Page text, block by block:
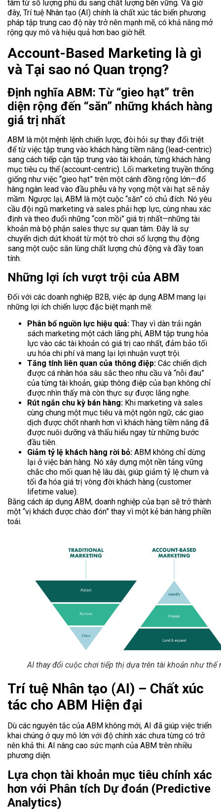
tâm từ số lượng phù du sang chất lượng bền vững. Và giờ
đây, Trí tuệ Nhân tạo (AI) chính là chất xúc tác biến phương
pháp tập trung cao độ này trở nên mạnh mẽ, có khả năng mở
rộng quy mô và hiệu quả hơn bao giờ hết.
Account-Based Marketing là gì
và Tại sao nó Quan trọng?
Định nghĩa ABM: Từ “gieo hạt” trên
diện rộng đến “săn” những khách hàng
giá trị nhất
ABM là một mệnh lệnh chiến lược, đòi hỏi sự thay đổi triệt
để từ việc tập trung vào khách hàng tiềm năng (lead-centric)
sang cách tiếp cận tập trung vào tài khoản, từng khách hàng
mục tiêu cụ thể (account-centric). Lối marketing truyền thống
giống như việc “gieo hạt” trên một cánh đồng rộng lớn—đổ
hàng ngàn lead vào đầu phễu và hy vọng một vài hạt sẽ nảy
mầm. Ngược lại, ABM là một cuộc “săn” có chủ đích. Nó yêu
cầu đội ngũ marketing và sales phải hợp lực, cùng nhau xác
định và theo đuổi những “con mồi” giá trị nhất—những tài
khoản mà bộ phận sales thực sự quan tâm. Đây là sự
chuyển dịch dứt khoát từ một trò chơi số lượng thụ động
sang một cuộc săn lùng chất lượng chủ động và đầy toan
tính.
Những lợi ích vượt trội của ABM
Đối với các doanh nghiệp B2B, việc áp dụng ABM mang lại
những lợi ích chiến lược đặc biệt mạnh mẽ:
Phân bổ nguồn lực hiệu quả: Thay vì dàn trải ngân
sách marketing một cách lãng phí, ABM tập trung hỏa
lực vào các tài khoản có giá trị cao nhất, đảm bảo tối
ưu hóa chi phí và mang lại lợi nhuận vượt trội.
Tăng tính liên quan của thông điệp: Các chiến dịch
được cá nhân hóa sâu sắc theo nhu cầu và “nỗi đau”
của từng tài khoản, giúp thông điệp của bạn không chỉ
được nhìn thấy mà còn thực sự được lắng nghe.
Rút ngắn chu kỳ bán hàng: Khi marketing và sales
cùng chung một mục tiêu và một ngôn ngữ, các giao
dịch được chốt nhanh hơn vì khách hàng tiềm năng đã
được nuôi dưỡng và thấu hiểu ngay từ những bước
đầu tiên.
Giảm tỷ lệ khách hàng rời bỏ: ABM không chỉ dừng
lại ở việc bán hàng. Nó xây dựng một nền tảng vững
chắc cho mối quan hệ lâu dài, giúp giảm tỷ lệ churn và
tối đa hóa giá trị vòng đời khách hàng (customer
lifetime value).
Bằng cách áp dụng ABM, doanh nghiệp của bạn sẽ trở thành
một “vị khách được chào đón” thay vì một kẻ bán hàng phiền
toái.
AI thay đổi cuộc chơi tiếp thị dựa trên tài khoản như thế
Trí tuệ Nhân tạo (AI) – Chất xúc
tác cho ABM Hiện đại
Dù các nguyên tắc của ABM không mới, AI đã giúp việc triển
khai chúng ở quy mô lớn với độ chính xác chưa từng có trở
nên khả thi. AI nâng cao sức mạnh của ABM trên nhiều
phương diện.
Lựa chọn tài khoản mục tiêu chính xác
hơn với Phân tích Dự đoán (Predictive
Analytics)